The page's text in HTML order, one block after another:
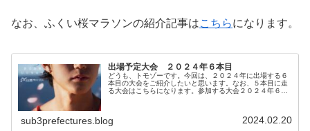
なお、ふくい桜マラソンの紹介記事はこちらになります。
出場予定大会 ２０２４年６本目
どうも、トモゾーです。今回は、２０２４年に出場する６
本目の大会をご紹介したいと思います。なお、５本目に走
る大会はこちらになります。参加する大会２０２４年６本
sub3prefectures.blog 2024.02.20